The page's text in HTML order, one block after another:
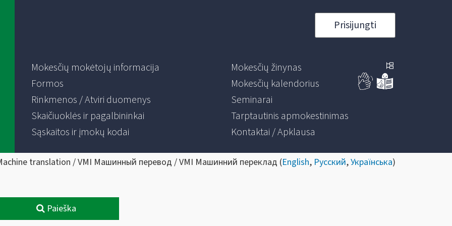
Prisijungti
Mokesčių mokėtojų informacija
Formos
Rinkmenos / Atviri duomenys
Skaičiuoklės ir pagalbininkai
Sąskaitos ir įmokų kodai
Mokesčių žinynas
Mokesčių kalendorius
Seminarai
Tarptautinis apmokestinimas
Kontaktai / Apklausa
translation / VMI Машинный перевод / VMI Машинний переклад (English, Русский,Українська)
Paieška